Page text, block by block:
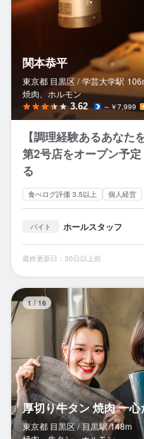
関本恭平
東京都 目黒区 / 学芸大学駅
焼肉、ホルモン
3.62 ～￥7,999
【調理経験あるあなた
第2号店をオープン予
る
食べログ評価 3.5以上 個人経営
バイト ホールスタッフ
最終更新日：30日以上前
1 / 16
厚切り牛タン 焼肉 一
東京都 目黒区 / 目黒駅 148m